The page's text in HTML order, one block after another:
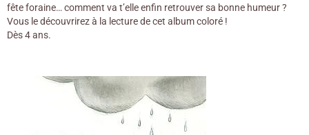
fête foraine… comment va t’elle enfin retrouver sa bonne humeur ?
Vous le découvrirez à la lecture de cet album coloré !
Dès 4 ans.